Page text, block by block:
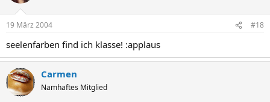
19 März 2004 #18
seelenfarben find ich klasse! :applaus
Carmen
Namhaftes Mitglied